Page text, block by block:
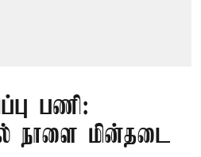
பணி:
நாளை மின்தடை